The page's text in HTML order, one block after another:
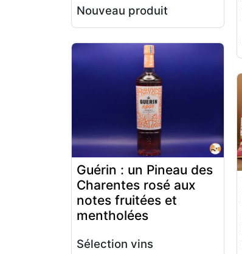
Nouveau produit
Guérin : un Pineau des
Charentes rosé aux
notes fruitées et
mentholées
Sélection vins